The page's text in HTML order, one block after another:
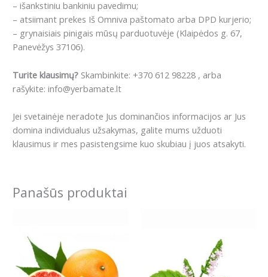
– išankstiniu bankiniu pavedimu;
– atsiimant prekes Iš Omniva paštomato arba DPD kurjerio;
– grynaisiais pinigais mūsų parduotuvėje (Klaipėdos g. 67,
Panevėžys 37106).
Turite klausimų? Skambinkite: +370 612 98228 , arba
rašykite: info@yerbamate.lt
Jei svetainėje neradote Jus dominančios informacijos ar Jus
domina individualus užsakymas, galite mums užduoti
klausimus ir mes pasistengsime kuo skubiau į juos atsakyti.
Panašūs produktai